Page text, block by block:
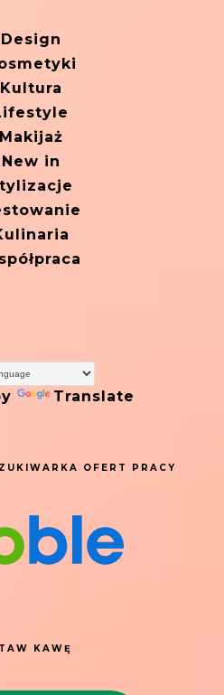
Design
Kultura
Makijaż
New in
Translate
OFERT PRACY
KAWĘ